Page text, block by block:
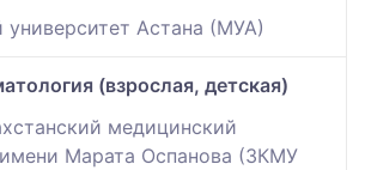
Астана (МУА)
(взрослая, детская)
медицинский
Марата Оспанова (ЗКМУ